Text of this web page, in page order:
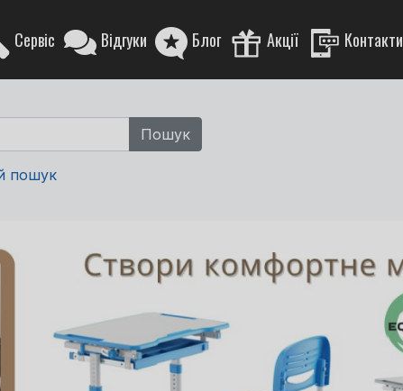
Сервіс Відгуки Блог Акції Контакти
пошук